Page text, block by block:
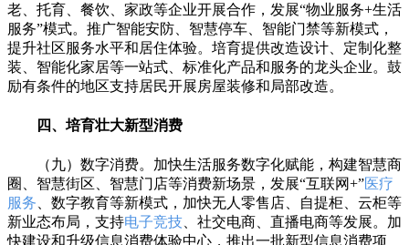
老、托育、餐饮、家政等企业开展合作，发展“物业服务+生活
服务”模式。推广智能安防、智慧停车、智能门禁等新模式，
提升社区服务水平和居住体验。培育提供改造设计、定制化整
装、智能化家居等一站式、标准化产品和服务的龙头企业。鼓
励有条件的地区支持居民开展房屋装修和局部改造。
四、培育壮大新型消费
（九）数字消费。加快生活服务数字化赋能，构建智慧商
圈、智慧街区、智慧门店等消费新场景，发展“互联网+”医疗
服务、数字教育等新模式，加快无人零售店、自提柜、云柜等
新业态布局，支持电子竞技、社交电商、直播电商等发展。加
快建设和升级信息消费体验中心，推出一批新型信息消费项